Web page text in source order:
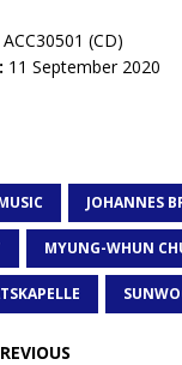
ACC30501 (CD)
11 September 2020
JOHANNES
MYUNG-WHUN